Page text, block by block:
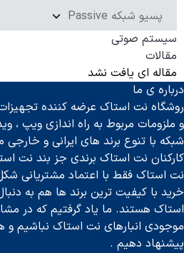
پسیو شبکه Passive
سیستم صوتی
مقالات
مقاله ای یافت نشد
درباره ی ما
روشگاه نت استاک عرضه کننده
و ملزومات مربوط به راه اندازی ویپ ،
شبکه با تنوع برند های ایرانی و
کارکنان نت استاک برندی جز بند نت
نت استاک فقط با اعتماد مشتریانی
خرید با کیفیت ترین برند ها هم به
استاک هستند. ما یاد گرفتیم که در
موجودی انبارهای نت استاک نباشیم
پیشنهاد دهیم .